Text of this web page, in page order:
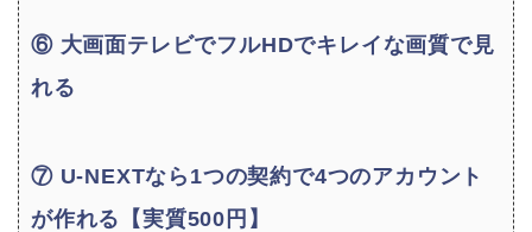
⑥ 大画面テレビでフルHDでキレイな画質で見
れる
⑦ U-NEXTなら1つの契約で4つのアカウント
が作れる【実質500円】